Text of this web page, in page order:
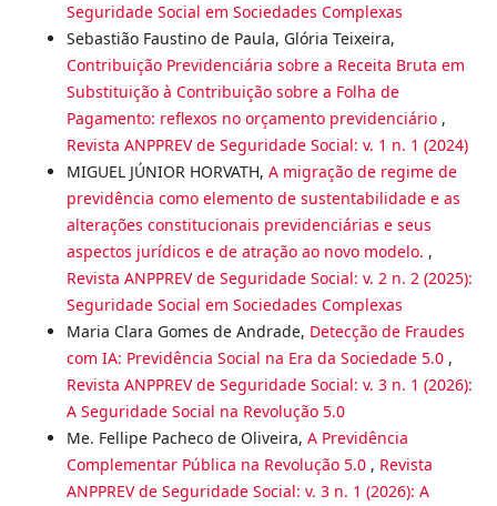
Seguridade Social em Sociedades Complexas
Sebastião Faustino de Paula, Glória Teixeira,
Contribuição Previdenciária sobre a Receita Bruta em
Substituição à Contribuição sobre a Folha de
Pagamento: reflexos no orçamento previdenciário ,
Revista ANPPREV de Seguridade Social: v. 1 n. 1 (2024)
MIGUEL JÚNIOR HORVATH, A migração de regime de
previdência como elemento de sustentabilidade e as
alterações constitucionais previdenciárias e seus
aspectos jurídicos e de atração ao novo modelo. ,
Revista ANPPREV de Seguridade Social: v. 2 n. 2 (2025):
Seguridade Social em Sociedades Complexas
Maria Clara Gomes de Andrade, Detecção de Fraudes
com IA: Previdência Social na Era da Sociedade 5.0 ,
Revista ANPPREV de Seguridade Social: v. 3 n. 1 (2026):
A Seguridade Social na Revolução 5.0
Me. Fellipe Pacheco de Oliveira, A Previdência
Complementar Pública na Revolução 5.0 , Revista
ANPPREV de Seguridade Social: v. 3 n. 1 (2026): A